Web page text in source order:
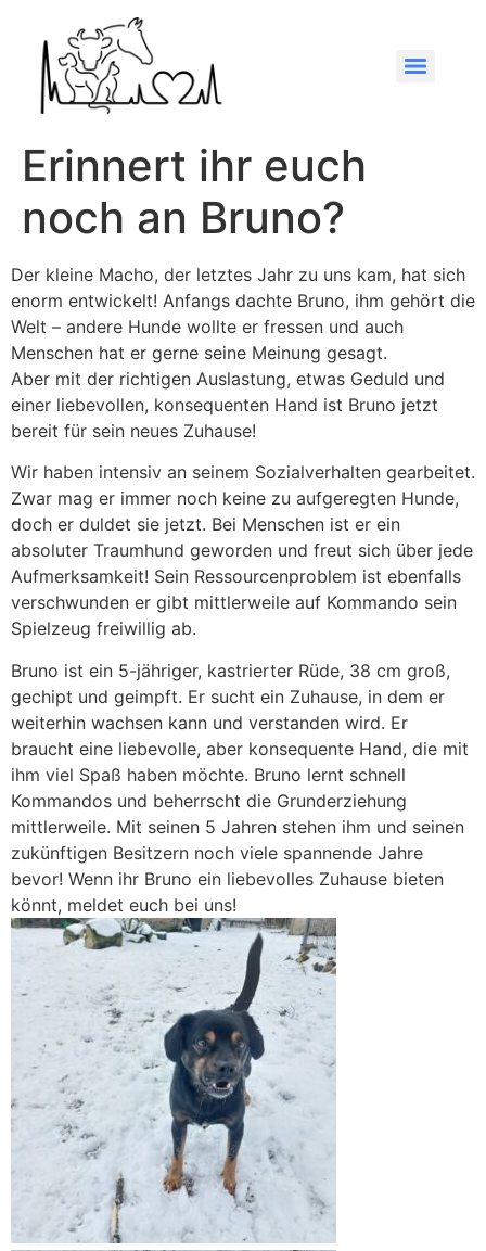
Erinnert ihr euch
noch an Bruno?
Der kleine Macho, der letztes Jahr zu uns kam, hat sich
enorm entwickelt! Anfangs dachte Bruno, ihm gehört die
Welt – andere Hunde wollte er fressen und auch
Menschen hat er gerne seine Meinung gesagt.
Aber mit der richtigen Auslastung, etwas Geduld und
einer liebevollen, konsequenten Hand ist Bruno jetzt
bereit für sein neues Zuhause!
Wir haben intensiv an seinem Sozialverhalten gearbeitet.
Zwar mag er immer noch keine zu aufgeregten Hunde,
doch er duldet sie jetzt. Bei Menschen ist er ein
absoluter Traumhund geworden und freut sich über jede
Aufmerksamkeit! Sein Ressourcenproblem ist ebenfalls
verschwunden er gibt mittlerweile auf Kommando sein
Spielzeug freiwillig ab.
Bruno ist ein 5-jähriger, kastrierter Rüde, 38 cm groß,
gechipt und geimpft. Er sucht ein Zuhause, in dem er
weiterhin wachsen kann und verstanden wird. Er
braucht eine liebevolle, aber konsequente Hand, die mit
ihm viel Spaß haben möchte. Bruno lernt schnell
Kommandos und beherrscht die Grunderziehung
mittlerweile. Mit seinen 5 Jahren stehen ihm und seinen
zukünftigen Besitzern noch viele spannende Jahre
bevor! Wenn ihr Bruno ein liebevolles Zuhause bieten
könnt, meldet euch bei uns!